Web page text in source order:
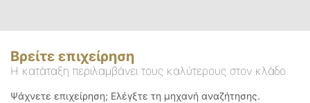
Βρείτε επιχείρηση
Η κατάταξη περιλαμβάνει τους καλύτερους στον κλάδο
Ψάχνετε επιχείρηση; Ελέγξτε τη μηχανή αναζήτησης.